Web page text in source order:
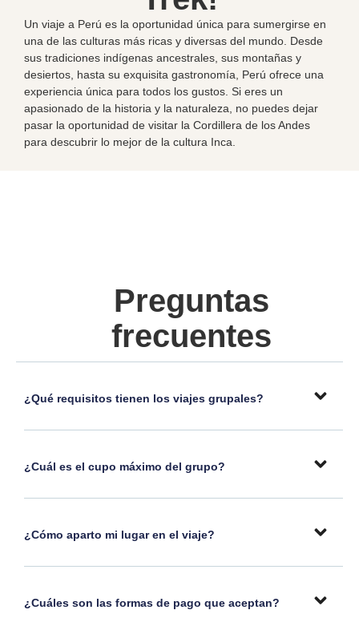
Un viaje a Perú es la oportunidad única para sumergirse en
una de las culturas más ricas y diversas del mundo. Desde
sus tradiciones indígenas ancestrales, sus montañas y
desiertos, hasta su exquisita gastronomía, Perú ofrece una
experiencia única para todos los gustos. Si eres un
apasionado de la historia y la naturaleza, no puedes dejar
pasar la oportunidad de visitar la Cordillera de los Andes
para descubrir lo mejor de la cultura Inca.
Preguntas
frecuentes
¿Qué requisitos tienen los viajes grupales?
¿Cuál es el cupo máximo del grupo?
¿Cómo aparto mi lugar en el viaje?
¿Cuáles son las formas de pago que aceptan?